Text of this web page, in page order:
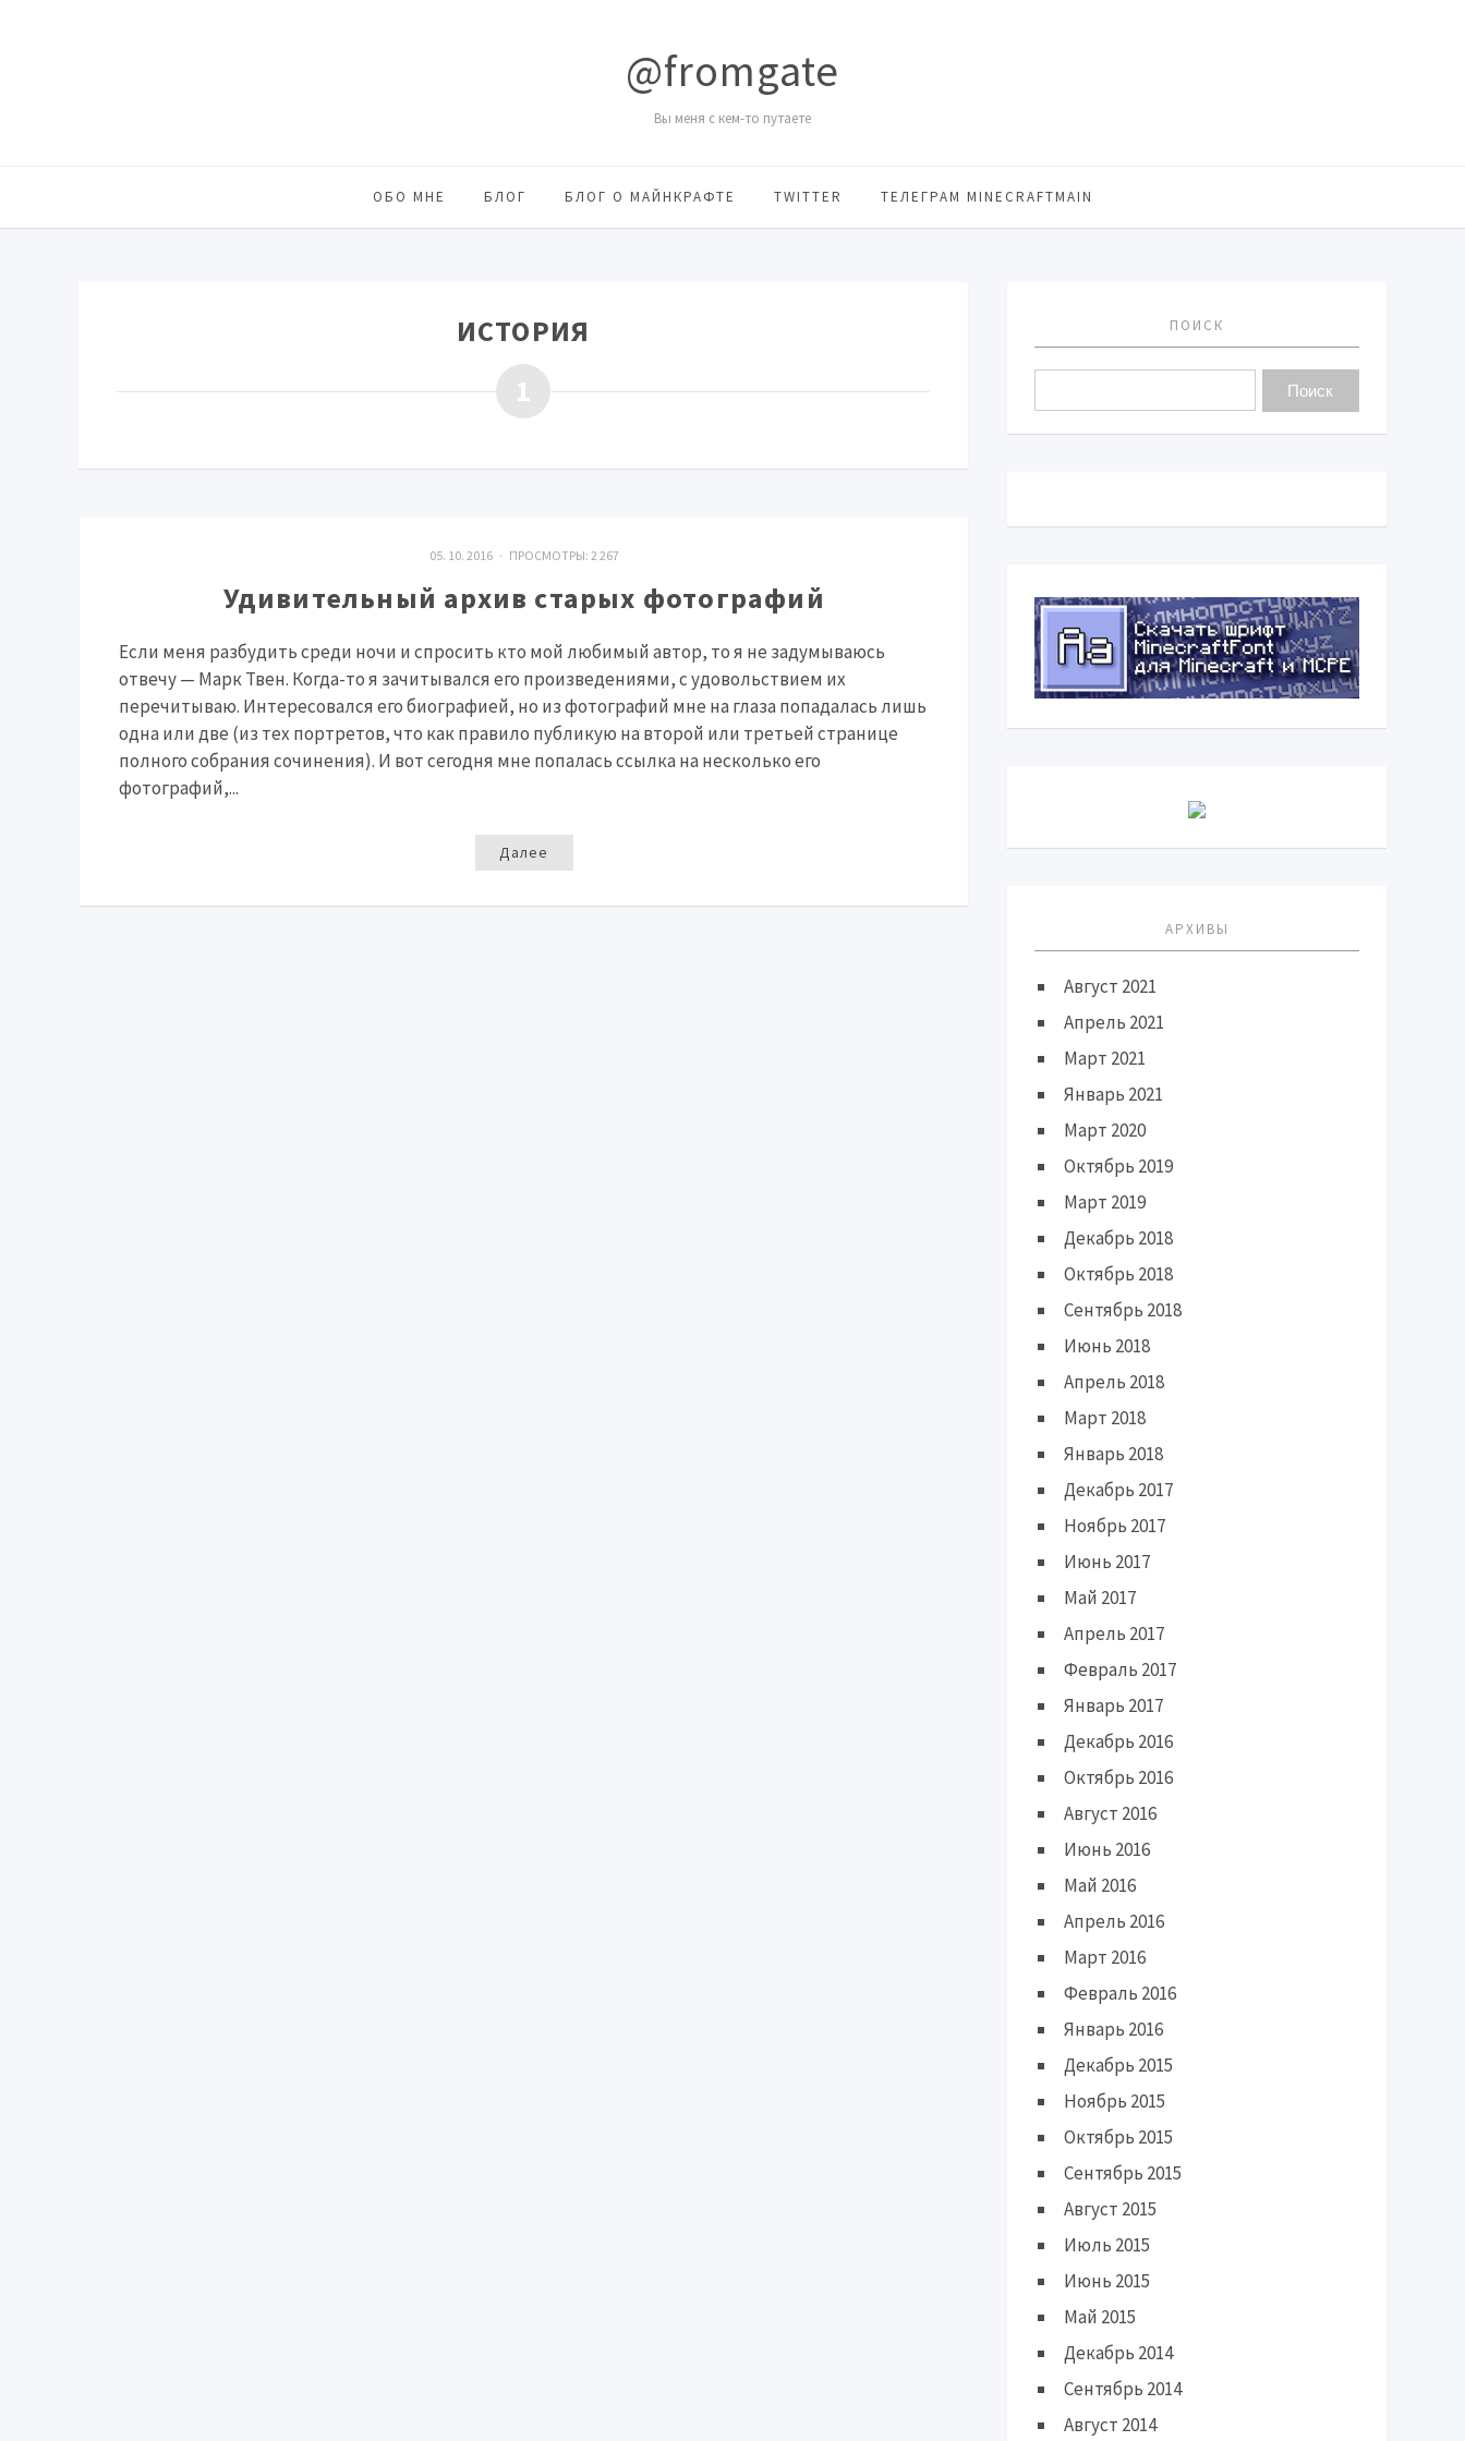
@fromgate
Вы меня с кем-то путаете
ОБО МНЕ БЛОГ БЛОГ О МАЙНКРАФТЕ TWITTER ТЕЛЕГРАМ MINECRAFTMAIN
ИСТОРИЯ
1
05. 10. 2016 · ПРОСМОТРЫ: 2 267
Удивительный архив старых фотографий
Если меня разбудить среди ночи и спросить кто мой любимый автор, то я не задумываюсь
отвечу — Марк Твен. Когда-то я зачитывался его произведениями, с удовольствием их
перечитываю. Интересовался его биографией, но из фотографий мне на глаза попадалась лишь
одна или две (из тех портретов, что как правило публикую на второй или третьей странице
полного собрания сочинения). И вот сегодня мне попалась ссылка на несколько его
фотографий,...
Далее
ПОИСК
АРХИВЫ
Август 2021
Апрель 2021
Март 2021
Январь 2021
Март 2020
Октябрь 2019
Март 2019
Декабрь 2018
Октябрь 2018
Сентябрь 2018
Июнь 2018
Апрель 2018
Март 2018
Январь 2018
Декабрь 2017
Ноябрь 2017
Июнь 2017
Май 2017
Апрель 2017
Февраль 2017
Январь 2017
Декабрь 2016
Октябрь 2016
Август 2016
Июнь 2016
Май 2016
Апрель 2016
Март 2016
Февраль 2016
Январь 2016
Декабрь 2015
Ноябрь 2015
Октябрь 2015
Сентябрь 2015
Август 2015
Июль 2015
Июнь 2015
Май 2015
Декабрь 2014
Сентябрь 2014
Август 2014